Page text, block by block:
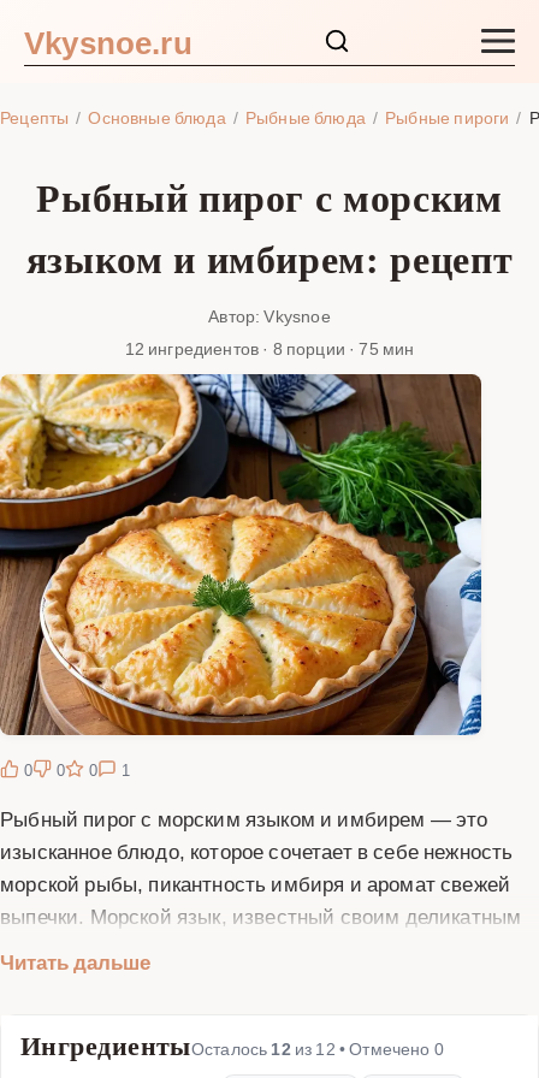
Vkysnoe.ru
Рецепты Основные блюда Рыбные блюда Рыбные пироги
Рыбный пирог с морским
языком и имбирем: рецепт
Автор: Vkysnoe
12 ингредиентов · 8 порции · 75 мин
0 0 0 1
Рыбный пирог с морским языком и имбирем — это
изысканное блюдо, которое сочетает в себе нежность
морской рыбы, пикантность имбиря и аромат свежей
выпечки. Морской язык, известный своим деликатным
подходит для начинки пирога. Имбирь добавляет
прекрасно гармонируют с рыбным вкусом. Такой пирог
Читать дальше
ИнгредиентыОсталось 12 из 12 • Отмечено 0